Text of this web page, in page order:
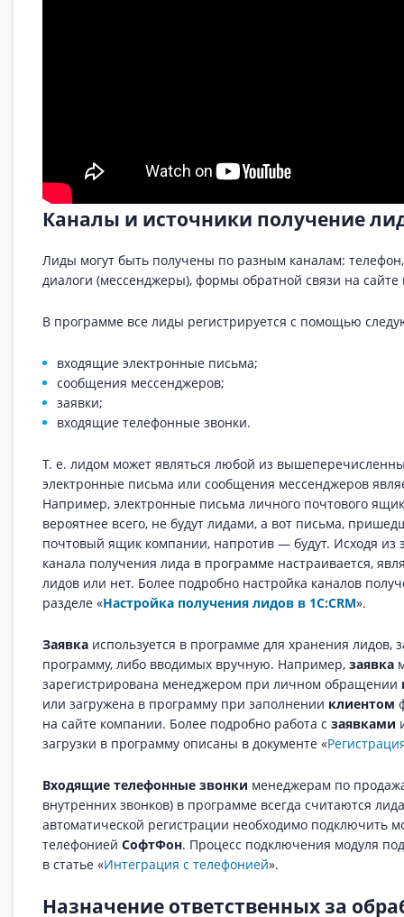
Каналы и источники получение
Лиды могут быть получены по разным каналам:
диалоги (мессенджеры), формы обратной связи на сайте
В программе все лиды регистрируется с помощью
входящие электронные письма;
сообщения мессенджеров;
заявки;
входящие телефонные звонки.
Т. е. лидом может являться любой из
электронные письма или сообщения мессенджеров
Например, электронные письма личного почтового
вероятнее всего, не будут лидами, а вот письма,
почтовый ящик компании, напротив — будут. Исходя из
канала получения лида в программе настраивается,
лидов или нет. Более подробно настройка каналов
разделе «Настройка получения лидов в 1С:CRM».
Заявка используется в программе для хранения лидов,
программу, либо вводимых вручную. Например, заявка
зарегистрирована менеджером при личном обращении
или загружена в программу при заполнении клиентом
на сайте компании. Более подробно работа с заявками
загрузки в программу описаны в документе «
Входящие телефонные звонки менеджерам по
внутренних звонков) в программе всегда считаются
автоматической регистрации необходимо подключить
телефонией СофтФон. Процесс подключения модуля
в статье «Интеграция с телефонией».
Назначение ответственных за